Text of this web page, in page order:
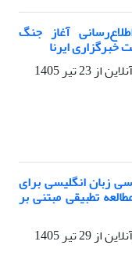
آغاز جنگ
ایرنا
از23 تیر 1405
زبان انگلیسی برای
تطبیقی مبتنی بر
از29 تیر 1405